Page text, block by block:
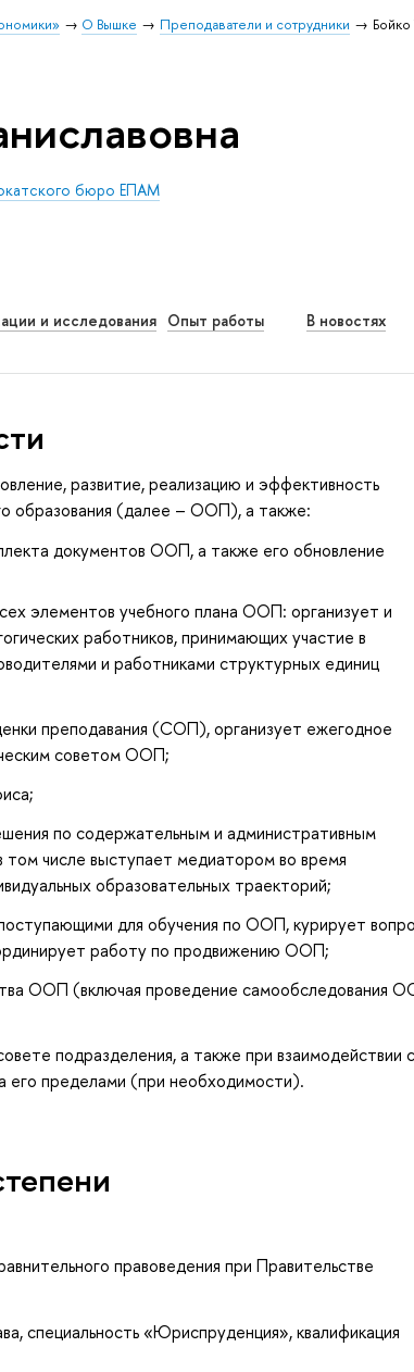
О Вышке Преподаватели и сотрудники Бойко
бюро ЕПАМ
и исследования Опыт работы В новостях
развитие, реализацию и эффективность
образования (далее – ООП), а также:
документов ООП, а также его обновление
элементов учебного плана ООП: организует и
работников, принимающих участие в
и работниками структурных единиц
преподавания (СОП), организует ежегодное
советом ООП;
по содержательным и административным
числе выступает медиатором во время
образовательных траекторий;
для обучения по ООП, курирует
работу по продвижению ООП;
ООП (включая проведение самообследования
подразделения, а также при взаимодействии с
пределами (при необходимости).
правоведения при Правительстве
специальность «Юриспруденция», квалификация